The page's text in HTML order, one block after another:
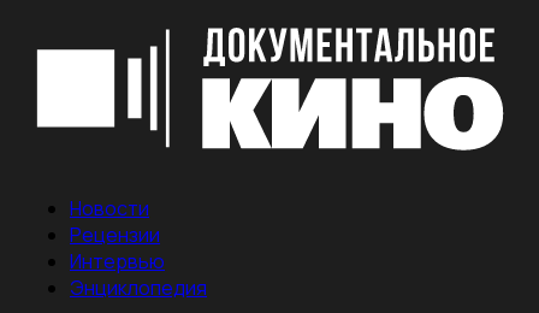
Новости
Рецензии
Интервью
Энциклопедия